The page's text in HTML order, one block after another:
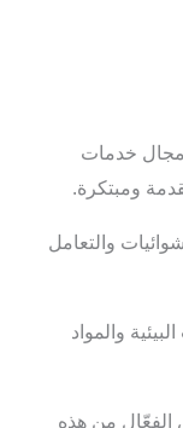
مجال خدمات
ومبتكرة.
والتعامل
والمواد
الفعّال من هذه